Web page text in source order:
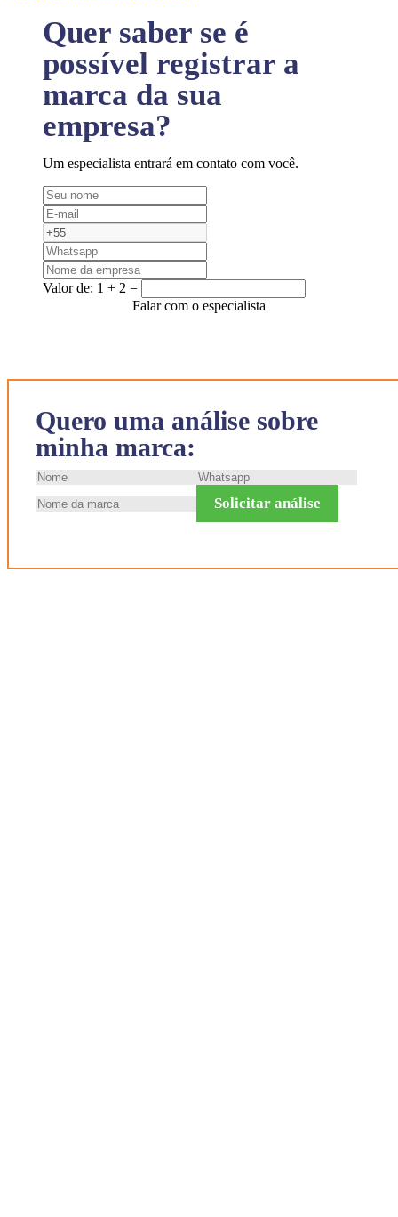
Quero uma análise sobre
minha marca:
Solicitar análise
Quer saber se é
possível registrar a
marca da sua
empresa?
Um especialista entrará em contato com você.
Valor de: 1 + 2 =
Falar com o especialista